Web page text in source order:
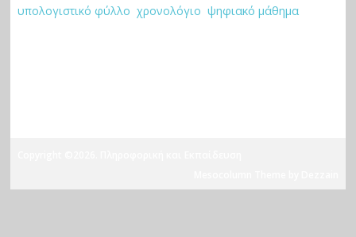
υπολογιστικό φύλλο χρονολόγιο ψηφιακό μάθημα